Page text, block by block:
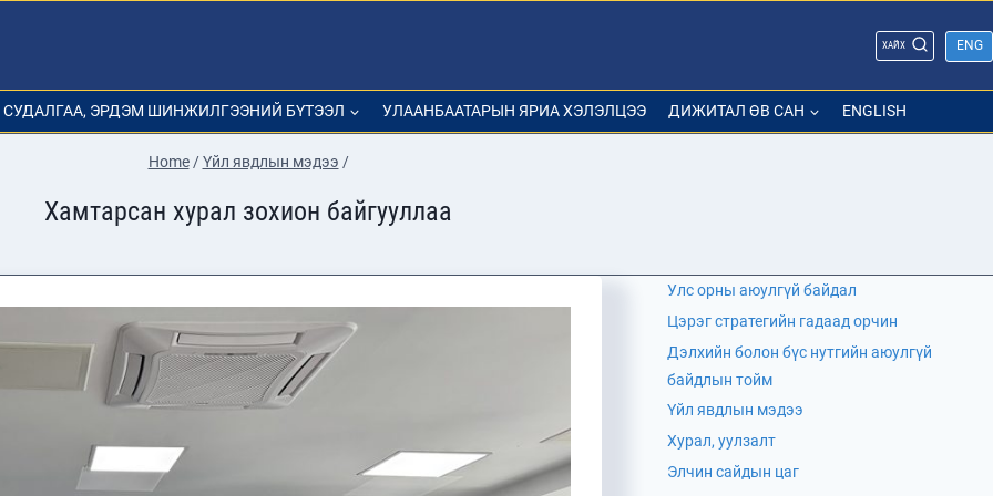
ХАЙХ ENG
СУДАЛГАА, ЭРДЭМ ШИНЖИЛГЭЭНИЙ БҮТЭЭЛ УЛААНБААТАРЫН ЯРИА ХЭЛЭЛЦЭЭ ДИЖИТАЛ ӨВ САН ENGLISH
Home / Үйл явдлын мэдээ /
Хамтарсан хурал зохион байгууллаа
Улс орны аюулгүй байдал
Цэрэг стратегийн гадаад орчин
Дэлхийн болон бүс нутгийн аюулгүй
байдлын тойм
Үйл явдлын мэдээ
Хурал, уулзалт
Элчин сайдын цаг